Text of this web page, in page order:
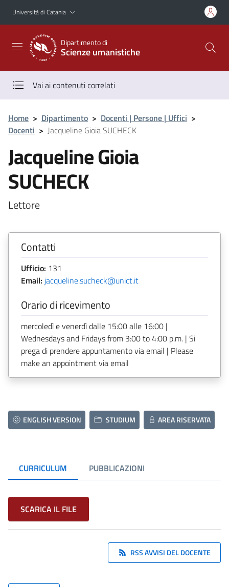
Vai al contenuto principale
Vai al menu di navigazione
Università di Catania
Dipartimento di
Scienze umanistiche
Vai ai contenuti correlati
Home > Dipartimento > Docenti | Persone | Uffici >
Docenti > Jacqueline Gioia SUCHECK
Jacqueline Gioia
SUCHECK
Lettore
Contatti
Ufficio: 131
Email: jacqueline.sucheck@unict.it
Orario di ricevimento
mercoledì e venerdì dalle 15:00 alle 16:00 |
Wednesdays and Fridays from 3:00 to 4:00 p.m. | Si
prega di prendere appuntamento via email | Please
make an appointment via email
ENGLISH VERSION STUDIUM AREA RISERVATA
CURRICULUM PUBBLICAZIONI
SCARICA IL FILE
RSS AVVISI DEL DOCENTE